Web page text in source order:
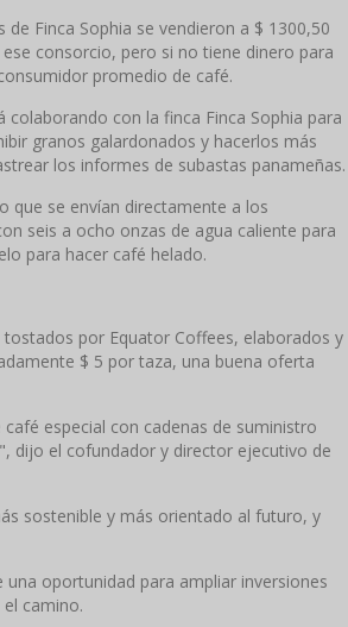
Finca Sophia se vendieron a $ 1300,50
consorcio, pero si no tiene dinero para
promedio de café.
con la finca Finca Sophia para
granos galardonados y hacerlos más
los informes de subastas panameñas.
que se envían directamente a los
seis a ocho onzas de agua caliente para
para hacer café helado.
por Equator Coffees, elaborados y
$ 5 por taza, una buena oferta
especial con cadenas de suministro
dijo el cofundador y director ejecutivo de
sostenible y más orientado al futuro, y
oportunidad para ampliar inversiones
camino.